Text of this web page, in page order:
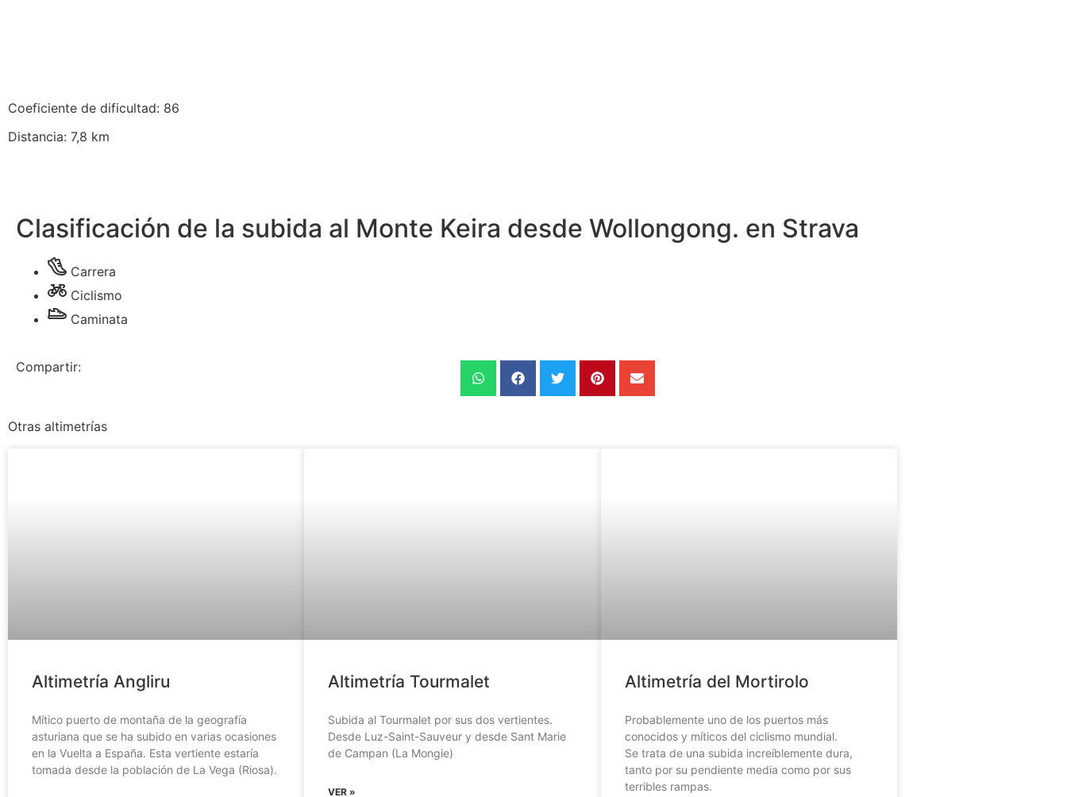
Coeficiente de dificultad: 86
Distancia: 7,8 km
Clasificación de la subida al Monte Keira desde Wollongong. en Strava
Carrera
Ciclismo
Caminata
Compartir:
Otras altimetrías
Altimetría Angliru
Mítico puerto de montaña de la geografía
asturiana que se ha subido en varias ocasiones
en la Vuelta a España. Esta vertiente estaría
tomada desde la población de La Vega (Riosa).
Altimetría Tourmalet
Subida al Tourmalet por sus dos vertientes.
Desde Luz-Saint-Sauveur y desde Sant Marie
de Campan (La Mongie)
VER »
Altimetría del Mortirolo
Probablemente uno de los puertos más
conocidos y míticos del ciclismo mundial.
Se trata de una subida increíblemente dura,
tanto por su pendiente media como por sus
terribles rampas.